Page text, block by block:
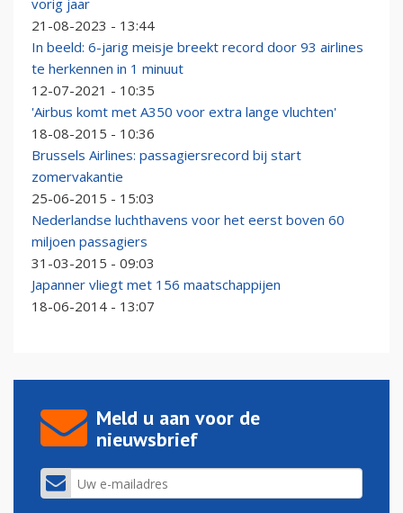
vorig jaar
21-08-2023 - 13:44
In beeld: 6-jarig meisje breekt record door 93 airlines
te herkennen in 1 minuut
12-07-2021 - 10:35
'Airbus komt met A350 voor extra lange vluchten'
18-08-2015 - 10:36
Brussels Airlines: passagiersrecord bij start
zomervakantie
25-06-2015 - 15:03
Nederlandse luchthavens voor het eerst boven 60
miljoen passagiers
31-03-2015 - 09:03
Japanner vliegt met 156 maatschappijen
18-06-2014 - 13:07
Meld u aan voor de
nieuwsbrief